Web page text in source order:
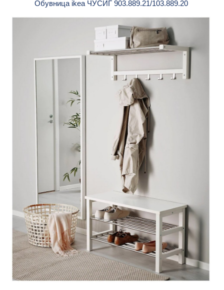
Обувница ikea ЧУСИГ 903.889.21/103.889.20